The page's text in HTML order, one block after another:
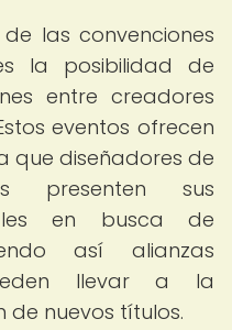
las convenciones
la posibilidad de
entre creadores
eventos ofrecen
que diseñadores de
presenten sus
en busca de
así alianzas
llevar a la
de nuevos títulos.